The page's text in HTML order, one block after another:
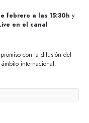
febrero a las 15:30h y
en el canal
con la difusión del
internacional.